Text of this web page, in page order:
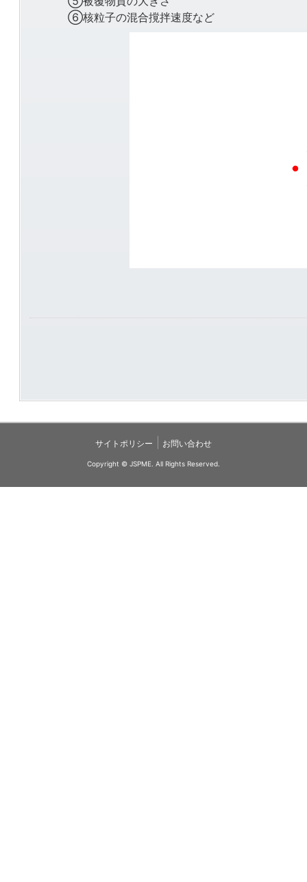
⑥核粒子の混合撹拌速度など
サイトポリシー お問い合わせ
Copyright © JSPME. All Rights Reserved.